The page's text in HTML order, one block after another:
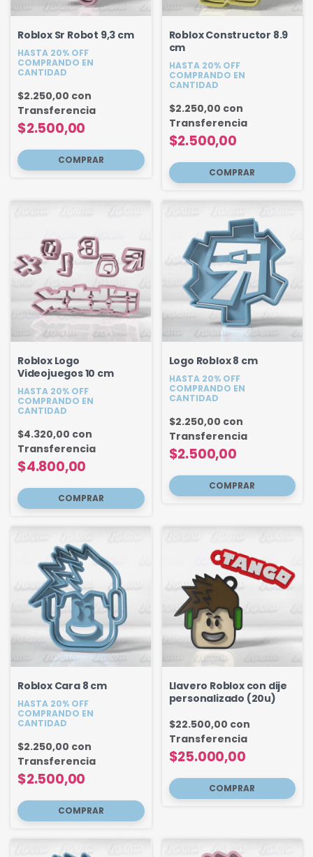
Roblox Sr Robot 9,3 cm
HASTA 20% OFF
COMPRANDO EN
CANTIDAD
$2.500,00
$2.250,00 con
Transferencia
Roblox Constructor 8.9
cm
HASTA 20% OFF
COMPRANDO EN
CANTIDAD
$2.500,00
$2.250,00 con
Transferencia
Roblox Logo
Videojuegos 10 cm
HASTA 20% OFF
COMPRANDO EN
CANTIDAD
$4.800,00
$4.320,00 con
Transferencia
Logo Roblox 8 cm
HASTA 20% OFF
COMPRANDO EN
CANTIDAD
$2.500,00
$2.250,00 con
Transferencia
Roblox Cara 8 cm
HASTA 20% OFF
COMPRANDO EN
CANTIDAD
$2.500,00
$2.250,00 con
Transferencia
Llavero Roblox con dije
personalizado (20u)
$25.000,00
$22.500,00 con
Transferencia